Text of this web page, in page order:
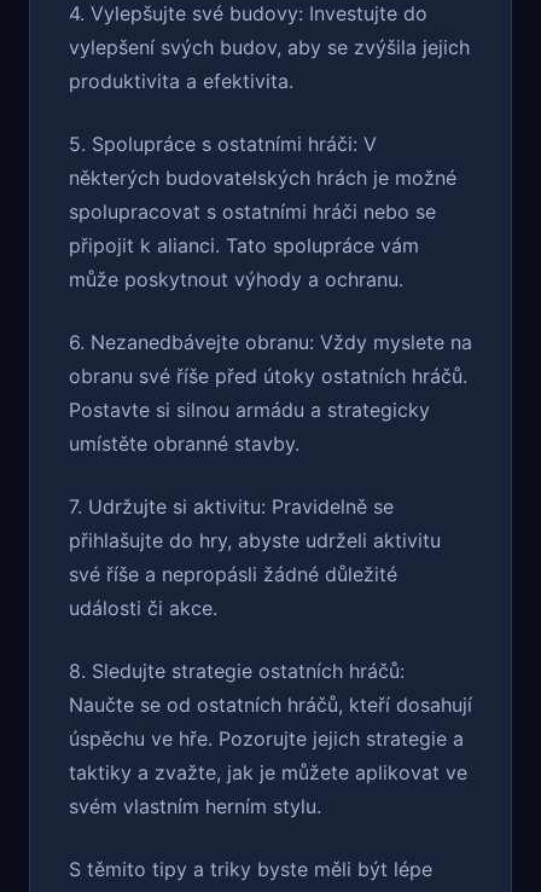
4. Vylepšujte své budovy: Investujte do
vylepšení svých budov, aby se zvýšila jejich
produktivita a efektivita.
5. Spolupráce s ostatními hráči: V
některých budovatelských hrách je možné
spolupracovat s ostatními hráči nebo se
připojit k alianci. Tato spolupráce vám
může poskytnout výhody a ochranu.
6. Nezanedbávejte obranu: Vždy myslete na
obranu své říše před útoky ostatních hráčů.
Postavte si silnou armádu a strategicky
umístěte obranné stavby.
7. Udržujte si aktivitu: Pravidelně se
přihlašujte do hry, abyste udrželi aktivitu
své říše a nepropásli žádné důležité
události či akce.
8. Sledujte strategie ostatních hráčů:
Naučte se od ostatních hráčů, kteří dosahují
úspěchu ve hře. Pozorujte jejich strategie a
taktiky a zvažte, jak je můžete aplikovat ve
svém vlastním herním stylu.
S těmito tipy a triky byste měli být lépe